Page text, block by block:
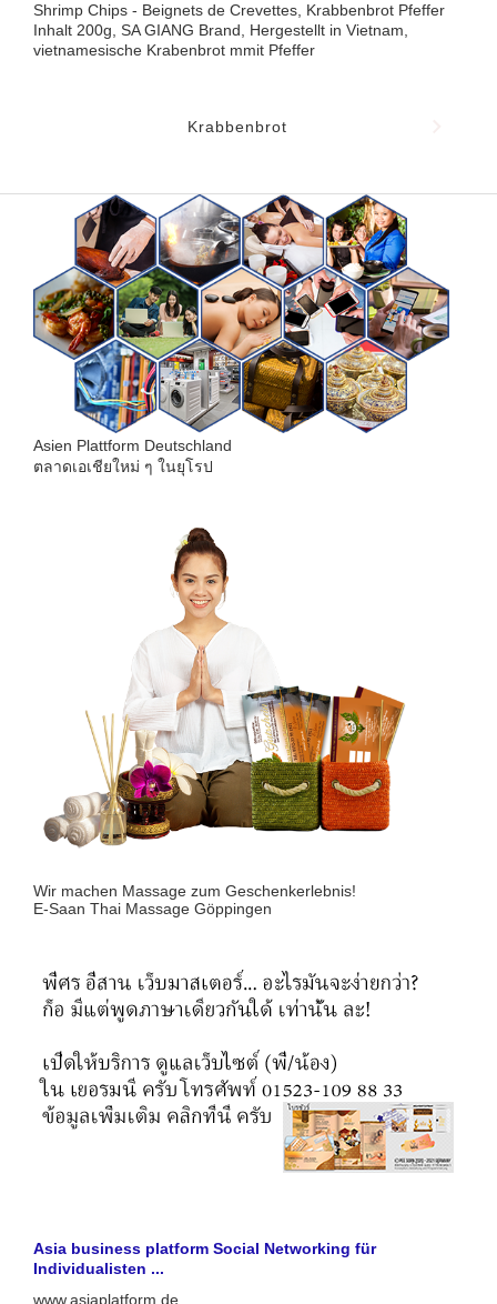
Shrimp Chips - Beignets de Crevettes, Krabbenbrot Pfeffer
Inhalt 200g, SA GIANG Brand, Hergestellt in Vietnam,
vietnamesische Krabenbrot mmit Pfeffer
Krabbenbrot
Asien Plattform Deutschland
ตลาดเอเชียใหม่ ๆ ในยุโรป
Wir machen Massage zum Geschenkerlebnis!
E-Saan Thai Massage Göppingen
Asia business platform Social Networking für
Individualisten ...
www.asiaplatform.de